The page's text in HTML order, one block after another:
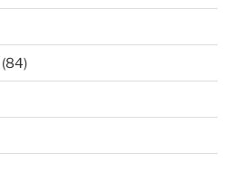
(84)